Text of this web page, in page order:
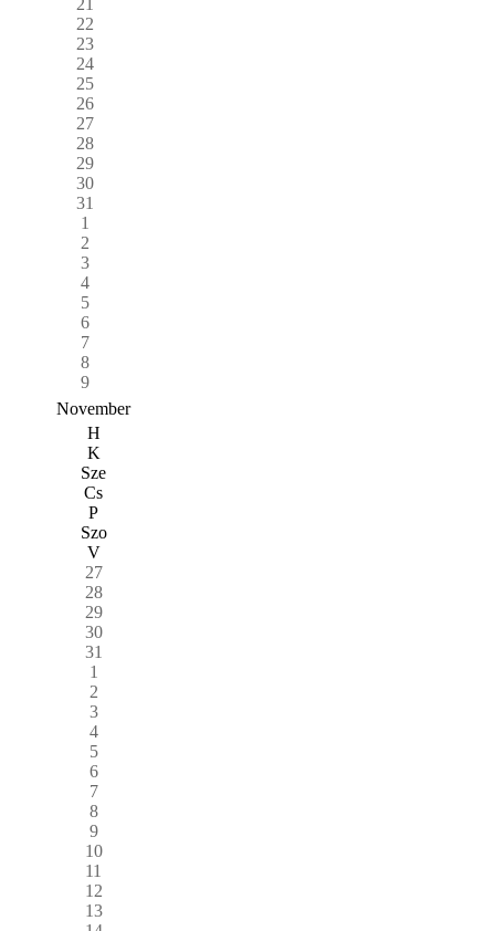
22
23
24
25
26
27
28
29
30
31
1
2
3
4
5
6
7
8
9
November
H
K
Sze
Cs
P
Szo
V
27
28
29
30
31
1
2
3
4
5
6
7
8
9
10
11
12
13